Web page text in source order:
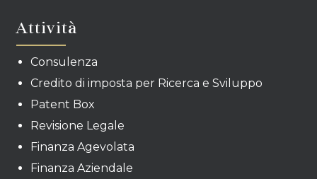
Attività
Consulenza
Credito di imposta per Ricerca e Sviluppo
Patent Box
Revisione Legale
Finanza Agevolata
Finanza Aziendale